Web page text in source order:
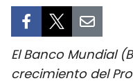
El Banco Mundial
crecimiento del